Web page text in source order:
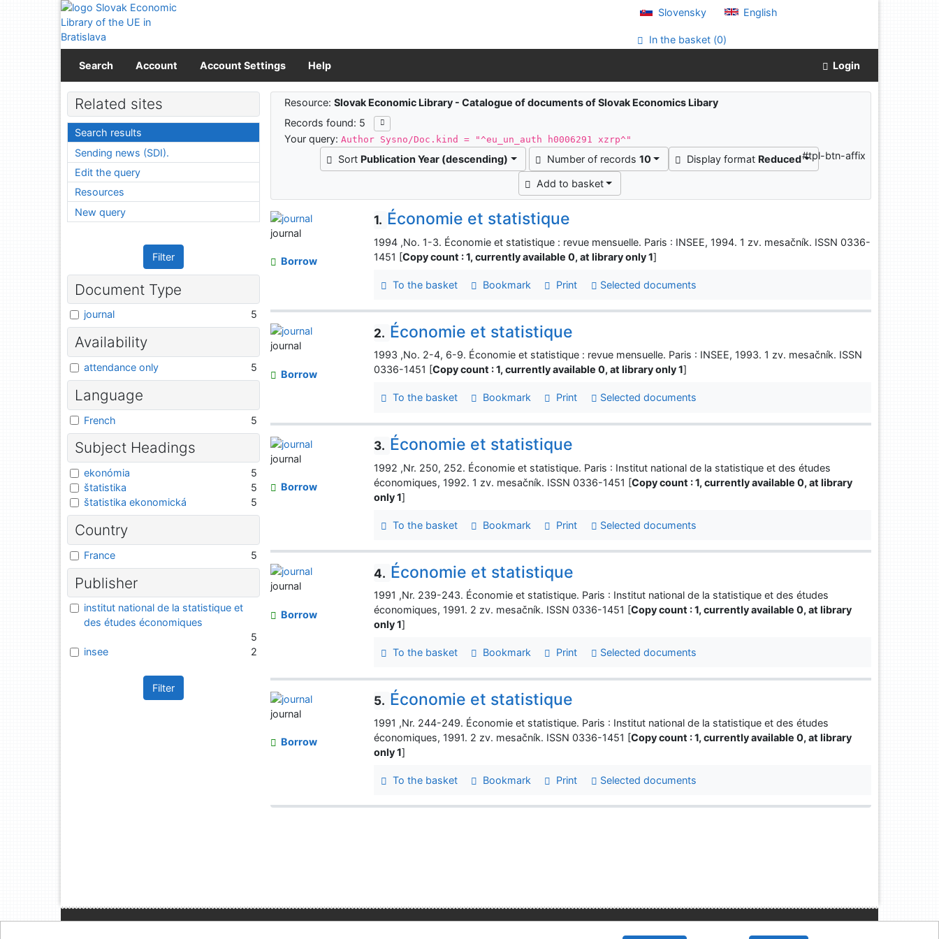
Go to content
Go to menu
Accessibility declaration
Slovensky English
In the basket (0)
Search Account Account Settings Help Login
Search results
Resource:Slovak Economic Library - Catalogue of documents of Slovak Economics Libary
Records found: 5
Your query:Author Sysno/Doc.kind = "^eu_un_auth h0006291 xzrp^"
Sort Publication Year (descending) Number of records 10 Display format Reduced
Add to basket
#tpl-btn-affix
1. Économie et statistique
1994 ,No. 1-3. Économie et statistique : revue mensuelle. Paris : INSEE, 1994. 1 zv. mesačník. ISSN 0336-
1451 [Copy count : 1, currently available 0, at library only 1]
To the basket Bookmark Print Selected documents
journal
Borrow
2. Économie et statistique
1993 ,No. 2-4, 6-9. Économie et statistique : revue mensuelle. Paris : INSEE, 1993. 1 zv. mesačník. ISSN
0336-1451 [Copy count : 1, currently available 0, at library only 1]
To the basket Bookmark Print Selected documents
journal
Borrow
3. Économie et statistique
1992 ,Nr. 250, 252. Économie et statistique. Paris : Institut national de la statistique et des études
économiques, 1992. 1 zv. mesačník. ISSN 0336-1451 [Copy count : 1, currently available 0, at library
only 1]
To the basket Bookmark Print Selected documents
journal
Borrow
4. Économie et statistique
1991 ,Nr. 239-243. Économie et statistique. Paris : Institut national de la statistique et des études
économiques, 1991. 2 zv. mesačník. ISSN 0336-1451 [Copy count : 1, currently available 0, at library
only 1]
To the basket Bookmark Print Selected documents
journal
Borrow
5. Économie et statistique
1991 ,Nr. 244-249. Économie et statistique. Paris : Institut national de la statistique et des études
économiques, 1991. 2 zv. mesačník. ISSN 0336-1451 [Copy count : 1, currently available 0, at library
only 1]
To the basket Bookmark Print Selected documents
journal
Borrow
Related sites
Search results
Sending news (SDI).
Edit the query
Resources
New query
Filter
Document Type
journal 5
Availability
attendance only 5
Language
French 5
Subject Headings
ekonómia
5
štatistika
5
štatistika ekonomická
5
Country
France 5
Publisher
institut national de la statistique et
des études économiques
5
insee
2
Filter